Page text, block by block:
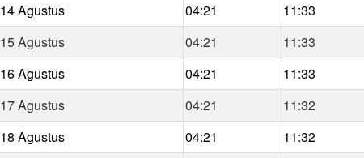
14 Agustus
04:21 11:33
15 Agustus
04:21 11:33
16 Agustus
04:21 11:33
17 Agustus
04:21 11:32
18 Agustus
04:21 11:32